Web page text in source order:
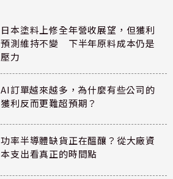
日本塗料上修全年營收展望，但獲利
預測維持不變 下半年原料成本仍是
壓力
AI訂單越來越多，為什麼有些公司的
獲利反而更難超預期？
功率半導體缺貨正在醞釀？從大廠資
本支出看真正的時間點